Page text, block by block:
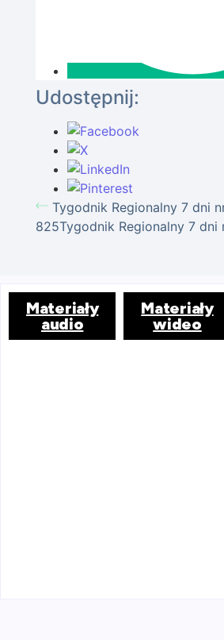
Udostępnij:
Tygodnik Regionalny 7 dni
825Tygodnik Regionalny 7 dni
Materiały
audio
Materiały
wideo